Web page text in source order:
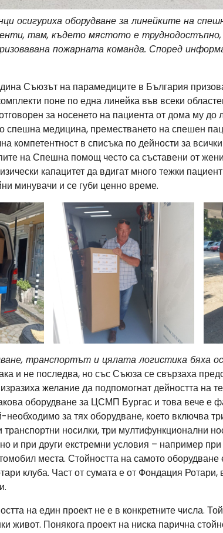
осигуриха оборудване за линейките на
там, където мястото е
пожарната команда. Според
Съюзът на парамедиците в България
поне по една линейка във всеки
за носенето на пациента от дома му до
спешна медицина, преместването на спешен
компетентност в списъка по дейности за
на Спешна помощ често са съставени от
капацитет да вдигат много тежки
минувачи и се губи ценно време.
транспортът и цялата логистика бяха
и не последва, но със Съюза се свързаха
желание да подпомогнат дейността на
оборудване за ЦСМП Бургас и това вече
необходимо за тях оборудване, което включва
транспортни носилки, три мултифункционални
и при други екстремни условия – например
места. Стойността на самото оборудване
клуба. Част от сумата е от Фондация Ротари,
на един проект не е в конкретните числа.
живот. Понякога проект на ниска парична